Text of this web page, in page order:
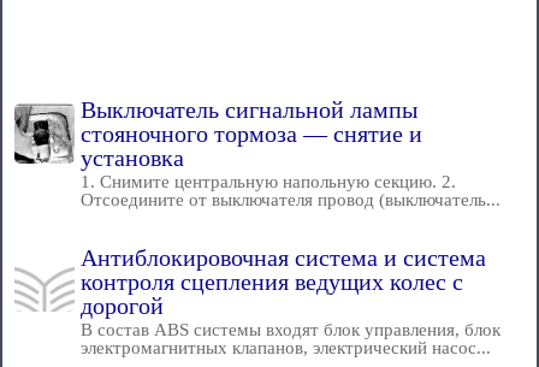
Выключатель сигнальной лампы
стояночного тормоза — снятие и
установка
1. Снимите центральную напольную секцию. 2.
Отсоедините от выключателя провод (выключатель...
Антиблокировочная система и система
контроля сцепления ведущих колес с
дорогой
В состав ABS системы входят блок управления, блок
электромагнитных клапанов, электрический насос...